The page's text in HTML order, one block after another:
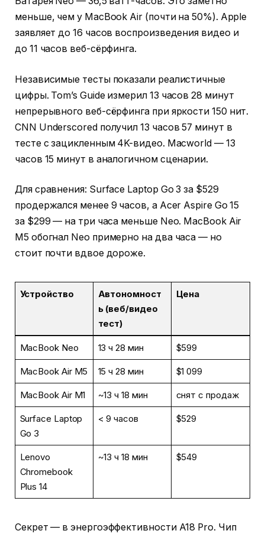
меньше, чем у MacBook Air (почти на 50%). Apple
заявляет до 16 часов воспроизведения видео и
до 11 часов веб-сёрфинга.
Независимые тесты показали реалистичные
цифры. Tom’s Guide измерил 13 часов 28 минут
непрерывного веб-сёрфинга при яркости 150 нит.
CNN Underscored получил 13 часов 57 минут в
тесте с зацикленным 4K-видео. Macworld — 13
часов 15 минут в аналогичном сценарии.
Для сравнения: Surface Laptop Go 3 за $529
продержался менее 9 часов, а Acer Aspire Go 15
за $299 — на три часа меньше Neo. MacBook Air
M5 обогнал Neo примерно на два часа — но
стоит почти вдвое дороже.
Устройство
Автономност
ь (веб/видео
тест)
Цена
MacBook Neo 13 ч 28 мин $599
MacBook Air M5 15 ч 28 мин $1 099
MacBook Air M1 ~13 ч 18 мин снят с продаж
Surface Laptop
Go 3
< 9 часов $529
Lenovo
Chromebook
Plus 14
~13 ч 18 мин $549
Секрет — в энергоэффективности A18 Pro. Чип